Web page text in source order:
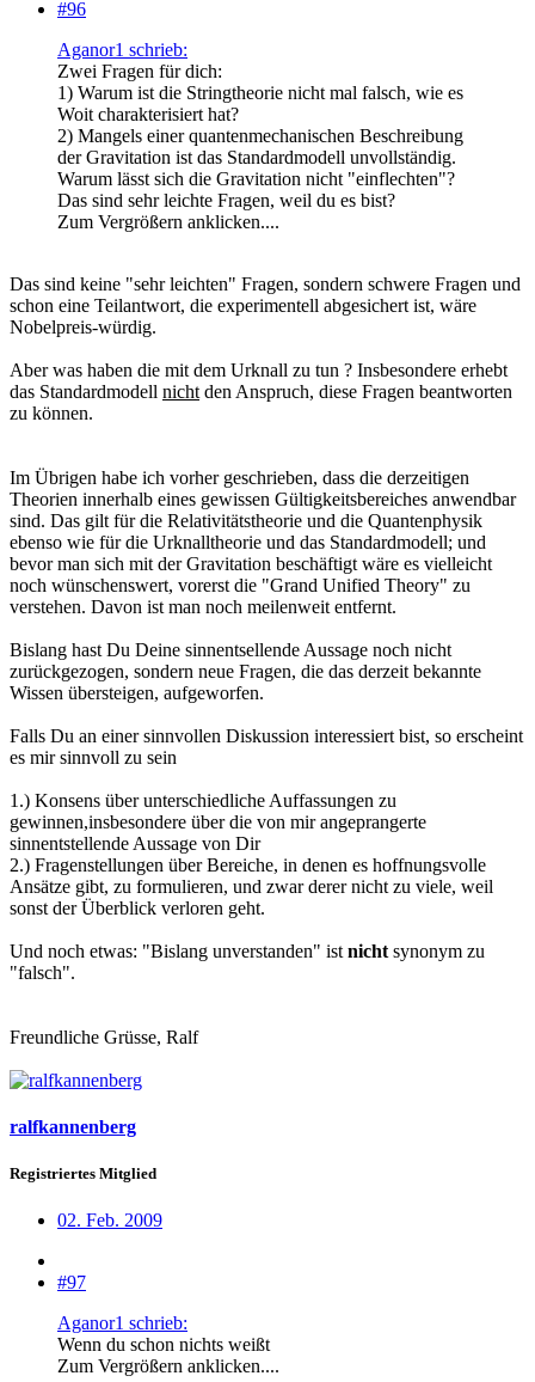
#96
Aganor1 schrieb:
Zwei Fragen für dich:
1) Warum ist die Stringtheorie nicht mal falsch, wie es
Woit charakterisiert hat?
2) Mangels einer quantenmechanischen Beschreibung
der Gravitation ist das Standardmodell unvollständig.
Warum lässt sich die Gravitation nicht "einflechten"?
Das sind sehr leichte Fragen, weil du es bist?
Zum Vergrößern anklicken....
Das sind keine "sehr leichten" Fragen, sondern schwere Fragen und
schon eine Teilantwort, die experimentell abgesichert ist, wäre
Nobelpreis-würdig.
Aber was haben die mit dem Urknall zu tun ? Insbesondere erhebt
das Standardmodell nicht den Anspruch, diese Fragen beantworten
zu können.
Im Übrigen habe ich vorher geschrieben, dass die derzeitigen
Theorien innerhalb eines gewissen Gültigkeitsbereiches anwendbar
sind. Das gilt für die Relativitätstheorie und die Quantenphysik
ebenso wie für die Urknalltheorie und das Standardmodell; und
bevor man sich mit der Gravitation beschäftigt wäre es vielleicht
noch wünschenswert, vorerst die "Grand Unified Theory" zu
verstehen. Davon ist man noch meilenweit entfernt.
Bislang hast Du Deine sinnentsellende Aussage noch nicht
zurückgezogen, sondern neue Fragen, die das derzeit bekannte
Wissen übersteigen, aufgeworfen.
Falls Du an einer sinnvollen Diskussion interessiert bist, so erscheint
es mir sinnvoll zu sein
1.) Konsens über unterschiedliche Auffassungen zu
gewinnen,insbesondere über die von mir angeprangerte
sinnentstellende Aussage von Dir
2.) Fragenstellungen über Bereiche, in denen es hoffnungsvolle
Ansätze gibt, zu formulieren, und zwar derer nicht zu viele, weil
sonst der Überblick verloren geht.
Und noch etwas: "Bislang unverstanden" ist nicht synonym zu
"falsch".
Freundliche Grüsse, Ralf
ralfkannenberg
Registriertes Mitglied
02. Feb. 2009
#97
Aganor1 schrieb:
Wenn du schon nichts weißt
Zum Vergrößern anklicken....